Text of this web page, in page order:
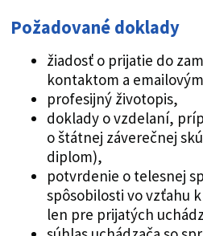
Požadované doklady
žiadosť o prijatie do
kontaktom a
profesijný životopis,
doklady o vzdelaní,
o štátnej záverečnej
diplom),
potvrdenie o telesnej
spôsobilosti vo vzťahu
len pre prijatých